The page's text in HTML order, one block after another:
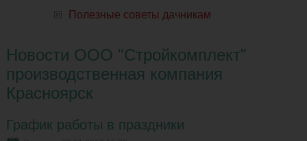
Полезные советы дачникам
Новости ООО "Стройкомплект"
производственная компания
Красноярск
График работы в праздники